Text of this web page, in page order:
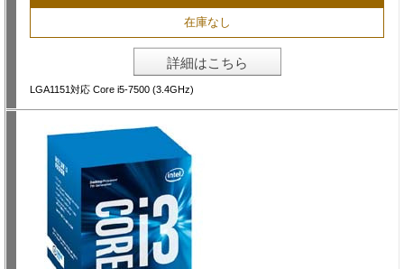
在庫なし
詳細はこちら
LGA1151対応 Core i5-7500 (3.4GHz)